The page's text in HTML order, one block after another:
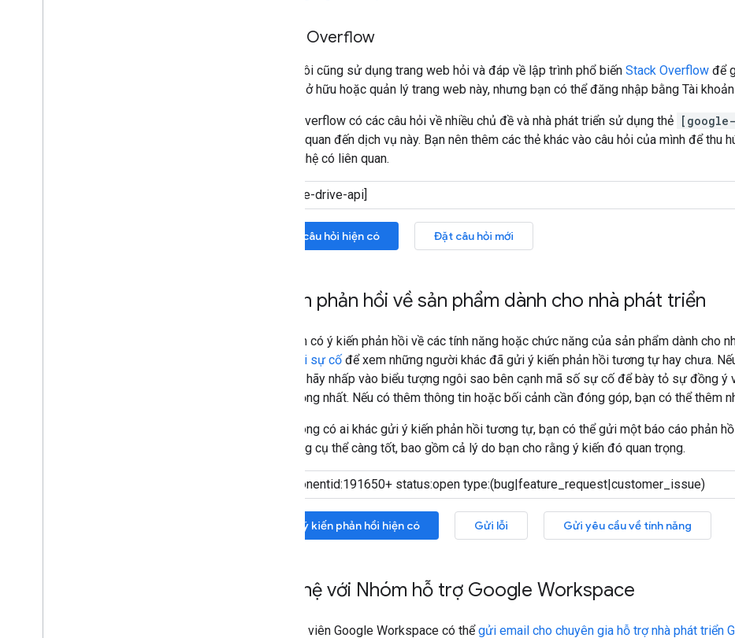
Stack Overflow
Chúng tôi cũng sử dụng trang web hỏi và đáp về lập trình phổ biến Stack Overflow để
không sở hữu hoặc quản lý trang web này, nhưng bạn có thể đăng nhập bằng Tài
Stack Overflow có các câu hỏi về nhiều chủ đề và nhà phát triển sử dụng thẻ
hỏi liên quan đến dịch vụ này. Bạn nên thêm các thẻ khác vào câu hỏi của mình để thu
công nghệ có liên quan.
Tìm câu hỏi hiện có Đặt câu hỏi mới
Ý kiến phản hồi về sản phẩm dành cho nhà phát triển
Nếu bạn có ý kiến phản hồi về các tính năng hoặc chức năng của sản phẩm dành cho
theo dõi sự cố để xem những người khác đã gửi ý kiến phản hồi tương tự hay chưa.
hiện có, hãy nhấp vào biểu tượng ngôi sao bên cạnh mã số sự cố để bày tỏ sự đồng
quan trọng nhất. Nếu có thêm thông tin hoặc bối cảnh cần đóng góp, bạn có thể thêm
Nếu không có ai khác gửi ý kiến phản hồi tương tự, bạn có thể gửi một báo cáo phản
bạn càng cụ thể càng tốt, bao gồm cả lý do bạn cho rằng ý kiến đó quan trọng.
Tìm ý kiến phản hồi hiện có Gửi lỗi Gửi yêu cầu về tính năng
Liên hệ với Nhóm hỗ trợ Google Workspace
Quản trị viên Google Workspace có thểgửi email cho chuyên gia hỗ trợ nhà phát triển